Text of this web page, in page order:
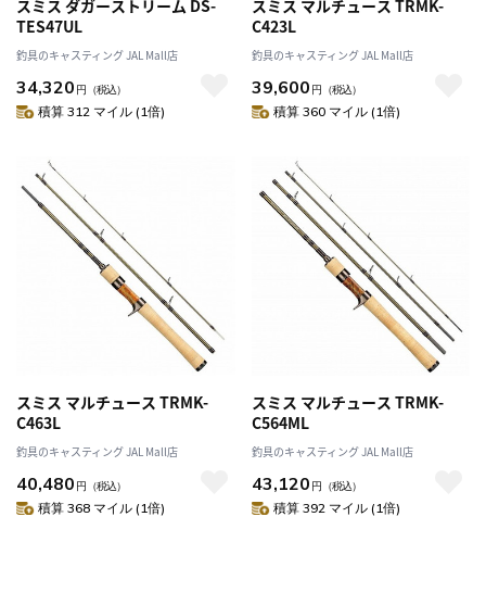
スミス ダガーストリーム DS-
TES47UL
釣具のキャスティング JAL Mall店
34,320 円 （税込）
積算 312 マイル (1倍)
スミス マルチュース TRMK-
C423L
釣具のキャスティング JAL Mall店
39,600 円 （税込）
積算 360 マイル (1倍)
スミス マルチュース TRMK-
C463L
釣具のキャスティング JAL Mall店
40,480 円 （税込）
積算 368 マイル (1倍)
スミス マルチュース TRMK-
C564ML
釣具のキャスティング JAL Mall店
43,120 円 （税込）
積算 392 マイル (1倍)